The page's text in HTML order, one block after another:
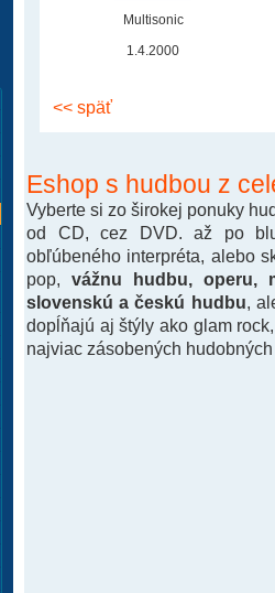
Multisonic
1.4.2000
<< späť
Eshop s hudbou z
Vyberte si zo širokej ponuky
od CD, cez DVD. až po
obľúbeného interpréta, alebo
pop, vážnu hudbu, operu,
slovenskú a českú hudbu ,
dopĺňajú aj štýly ako glam
najviac zásobených